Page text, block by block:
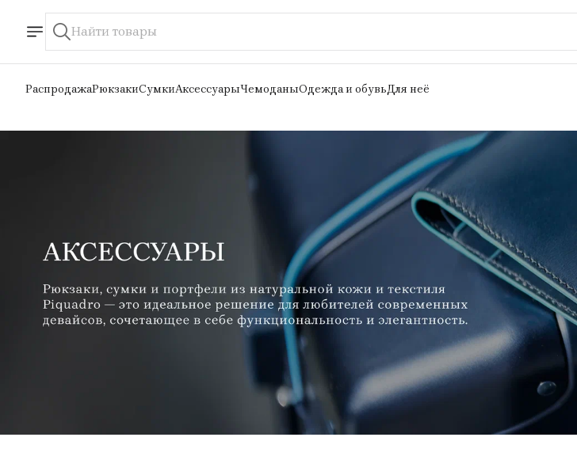
РаспродажаРюкзакиСумкиАксессуарыЧемоданыОдежда и обувьДля неё